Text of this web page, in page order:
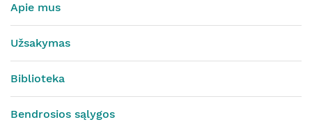
Apie mus
Užsakymas
Biblioteka
Bendrosios sąlygos